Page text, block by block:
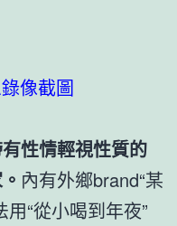
像截圖
性情輕視性質的
內有外鄉brand“某
“從小喝到年夜”